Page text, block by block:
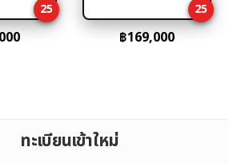
cart
25
cart
25
฿169,000
ทะเบียนเข้าใหม่